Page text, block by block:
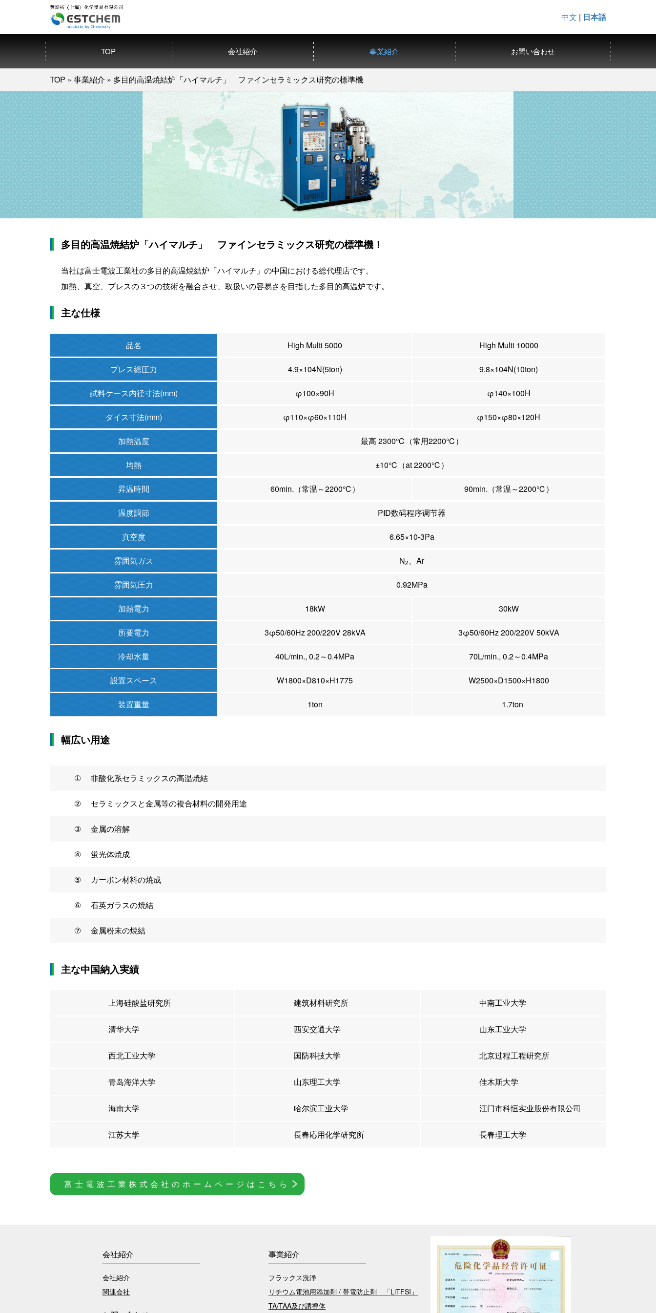
中文 | 日本語
TOP 会社紹介 事業紹介 お問い合わせ
TOP » 事業紹介 » 多目的高温焼結炉「ハイマルチ」 ファインセラミックス研究の標準機
多目的高温焼結炉「ハイマルチ」 ファインセラミックス研究の標準機！
当社は富士電波工業社の多目的高温焼結炉「ハイマルチ」の中国における総代理店です。
加熱、真空、プレスの３つの技術を融合させ、取扱いの容易さを目指した多目的高温炉です。
主な仕様
品名 High Multi 5000 High Multi 10000
プレス総圧力 4.9×104N(5ton) 9.8×104N(10ton)
試料ケース内径寸法(mm) φ100×90H φ140×100H
ダイス寸法(mm) φ110×φ60×110H φ150×φ80×120H
加熱温度 最高 2300℃（常用2200℃）
均熱 ±10℃（at 2200℃）
昇温時間 60min.（常温～2200℃） 90min.（常温～2200℃）
温度調節 PID数码程序调节器
真空度 6.65×10-3Pa
雰囲気ガス N2、Ar
雰囲気圧力 0.92MPa
加熱電力 18kW 30kW
所要電力 3φ50/60Hz 200/220V 28kVA 3φ50/60Hz 200/220V 50kVA
冷却水量 40L/min., 0.2～0.4MPa 70L/min., 0.2～0.4MPa
設置スペース W1800×D810×H1775 W2500×D1500×H1800
装置重量 1ton 1.7ton
幅広い用途
① 非酸化系セラミックスの高温焼結
② セラミックスと金属等の複合材料の開発用途
③ 金属の溶解
④ 蛍光体焼成
⑤ カーボン材料の焼成
⑥ 石英ガラスの焼結
⑦ 金属粉末の焼結
主な中国納入実績
上海硅酸盐研究所 建筑材料研究所 中南工业大学
清华大学 西安交通大学 山东工业大学
西北工业大学 国防科技大学 北京过程工程研究所
青岛海洋大学 山东理工大学 佳木斯大学
海南大学 哈尔滨工业大学 江门市科恒实业股份有限公司
江苏大学 長春応用化学研究所 長春理工大学
富士電波工業株式会社の ホームページはこちら
会社紹介
会社紹介
関連会社
事業紹介
フラックス洗浄
リチウム電池用添加剤 / 帯電防止剤 「LiTFSI」
TA/TAA及び誘導体